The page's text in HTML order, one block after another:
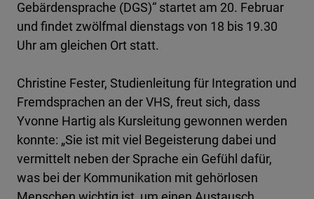
Gebärdensprache (DGS)“ startet am 20. Februar
und findet zwölfmal dienstags von 18 bis 19.30
Uhr am gleichen Ort statt.
Christine Fester, Studienleitung für Integration und
Fremdsprachen an der VHS, freut sich, dass
Yvonne Hartig als Kursleitung gewonnen werden
konnte: „Sie ist mit viel Begeisterung dabei und
vermittelt neben der Sprache ein Gefühl dafür,
was bei der Kommunikation mit gehörlosen